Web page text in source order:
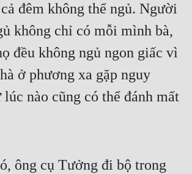
đêm không thể ngủ. Người
không chỉ có mỗi mình bà,
đều không ngủ ngon giấc vì
ở phương xa gặp nguy
nào cũng có thể đánh mất
ông cụ Tưởng đi bộ trong